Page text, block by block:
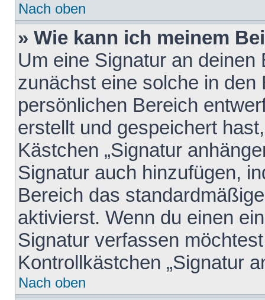
Nach oben
» Wie kann ich meinem
Um eine Signatur an
zunächst eine solche in den
persönlichen Bereich
erstellt und gespeichert
Kästchen „Signatur
Signatur auch hinzufügen,
Bereich das
aktivierst. Wenn du einen
Signatur verfassen
Kontrollkästchen „Signatur
Nach oben